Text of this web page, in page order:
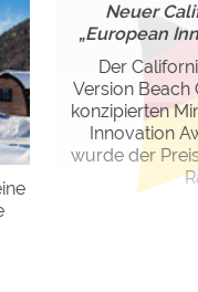
Neuer
„European
Der
Version Beach
konzipierten
Innovation
wurde der